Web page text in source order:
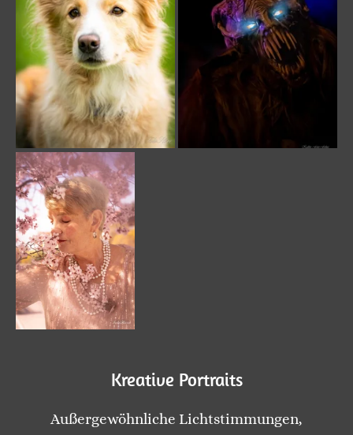
Kreative Portraits
Außergewöhnliche Lichtstimmungen,